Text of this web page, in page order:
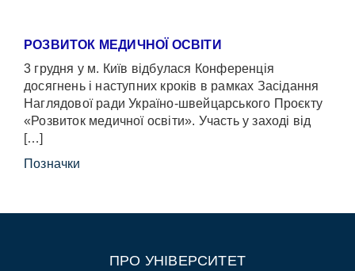
РОЗВИТОК МЕДИЧНОЇ ОСВІТИ
3 грудня у м. Київ відбулася Конференція
досягнень і наступних кроків в рамках Засідання
Наглядової ради Україно-швейцарського Проєкту
«Розвиток медичної освіти». Участь у заході від
[…]
Позначки
ПРО УНІВЕРСИТЕТ